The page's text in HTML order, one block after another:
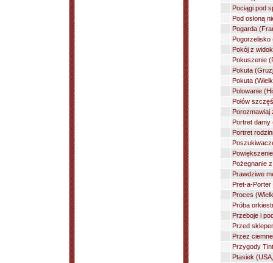
Pociągi pod
Pod osłoną
Pogarda
Pogorzelisko
Pokój z
Pokuszenie
Pokuta
Pokuta
Polowanie
Połów
Porozmawiaj
Portret damy
Portret
Pożegnanie
Prawdziwe
Pret-a-Porter
Proces
Próba
Przeboje i
Przed
Przez
Przygody
Ptasiek